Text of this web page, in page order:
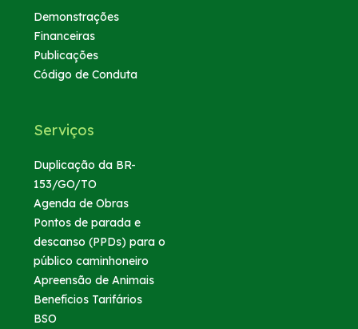
Demonstrações
Financeiras
Publicações
Código de Conduta
Serviços
Duplicação da BR-
153/GO/TO
Agenda de Obras
Pontos de parada e
descanso (PPDs) para o
público caminhoneiro
Apreensão de Animais
Benefícios Tarifários
BSO